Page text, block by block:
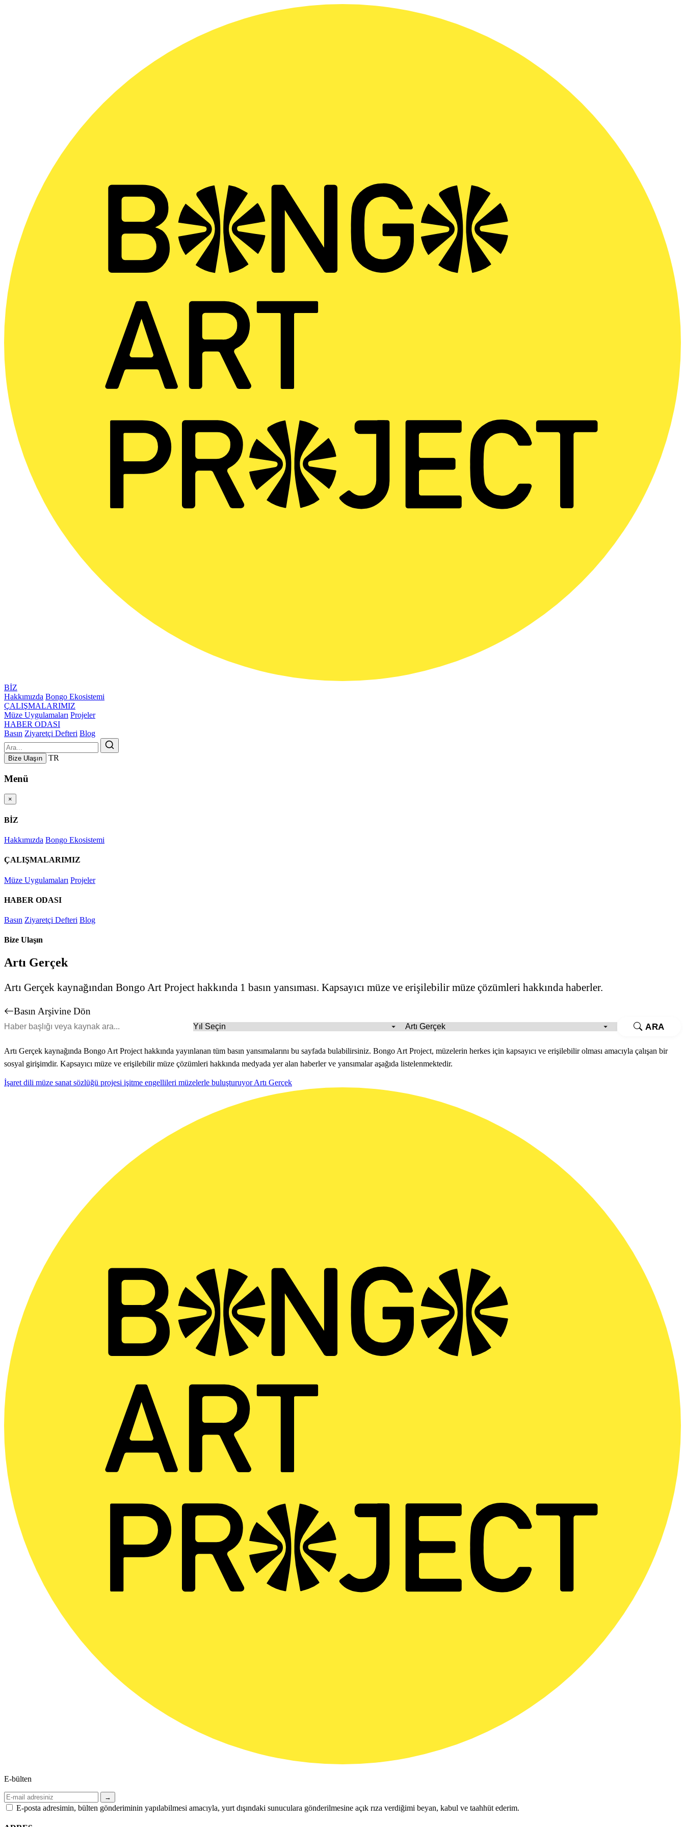
BİZ
Hakkımızda Bongo Ekosistemi
ÇALIŞMALARIMIZ
Müze Uygulamaları Projeler
HABER ODASI
Basın Ziyaretçi Defteri Blog
Bize Ulaşın TR
Menü
×
BİZ
Hakkımızda Bongo Ekosistemi
ÇALIŞMALARIMIZ
Müze Uygulamaları Projeler
HABER ODASI
Basın Ziyaretçi Defteri Blog
Bize Ulaşın
Artı Gerçek
Artı Gerçek kaynağından Bongo Art Project hakkında 1 basın yansıması. Kapsayıcı müze ve erişilebilir müze çözümleri hakkında haberler.
Basın Arşivine Dön
ARA
Artı Gerçek kaynağında Bongo Art Project hakkında yayınlanan tüm basın yansımalarını bu sayfada bulabilirsiniz. Bongo Art Project, müzelerin herkes için kapsayıcı ve erişilebilir olması amacıyla çalışan bir
sosyal girişimdir. Kapsayıcı müze ve erişilebilir müze çözümleri hakkında medyada yer alan haberler ve yansımalar aşağıda listelenmektedir.
İşaret dili müze sanat sözlüğü projesi işitme engellileri müzelerle buluşturuyor Artı Gerçek
E-bülten
→
E-posta adresimin, bülten gönderiminin yapılabilmesi amacıyla, yurt dışındaki sunuculara gönderilmesine açık rıza verdiğimi beyan, kabul ve taahhüt ederim.